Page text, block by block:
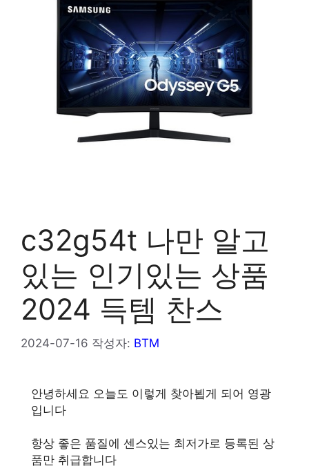
c32g54t 나만 알고
있는 인기있는 상품
2024 득템 찬스
2024-07-16 작성자: BTM
안녕하세요 오늘도 이렇게 찾아뵙게 되어 영광
입니다
항상 좋은 품질에 센스있는 최저가로 등록된 상
품만 취급합니다